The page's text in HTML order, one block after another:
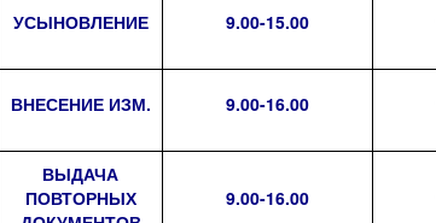
УСЫНОВЛЕНИЕ 9.00-15.00
ВНЕСЕНИЕ ИЗМ. 9.00-16.00
ВЫДАЧА
ПОВТОРНЫХ
9.00-16.00